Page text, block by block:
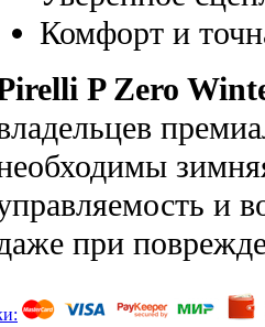
Комфорт и
P Zero
и
при